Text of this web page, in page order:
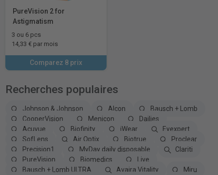
PureVision 2 for
Astigmatism
3 ou 6 pcs
14,33 € par mois
Comparez 8 prix
Recherches populaires
Johnson & Johnson Alcon
Bausch + Lomb
CooperVision
Menicon
Dailies
Acuvue
Biofinity iWear
Eyexpert
SofLens
Air Optix Biotrue
Proclear
Precision1
MyDay daily disposable
Clariti
PureVision
Biomedics
Live
Bausch + Lomb ULTRA
Avaira Vitality
Miru